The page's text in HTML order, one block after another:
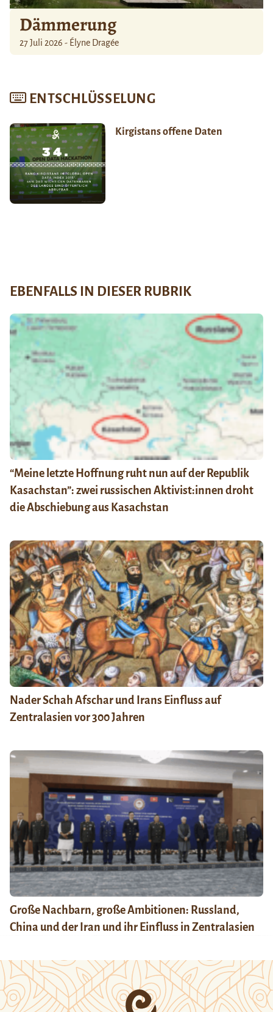
Dämmerung
27 Juli 2026 - Élyne Dragée
ENTSCHLÜSSELUNG
Kirgistans offene Daten
EBENFALLS IN DIESER RUBRIK
“Meine letzte Hoffnung ruht nun auf der Republik
Kasachstan”: zwei russischen Aktivist:innen droht
die Abschiebung aus Kasachstan
Nader Schah Afschar und Irans Einfluss auf
Zentralasien vor 300 Jahren
Große Nachbarn, große Ambitionen: Russland,
China und der Iran und ihr Einfluss in Zentralasien